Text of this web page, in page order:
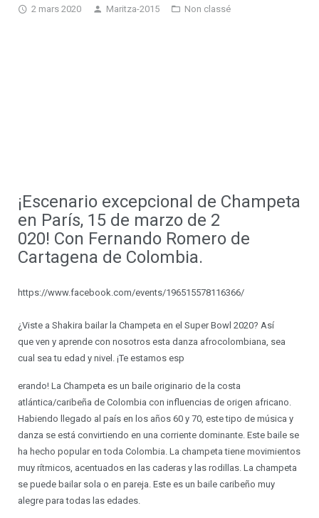
2 mars 2020 Maritza-2015 Non classé
¡Escenario excepcional de Champeta
en París, 15 de marzo de 2
020! Con Fernando Romero de
Cartagena de Colombia.
https://www.facebook.com/events/196515578116366/
¿Viste a Shakira bailar la Champeta en el Super Bowl 2020? Así
que ven y aprende con nosotros esta danza afrocolombiana, sea
cual sea tu edad y nivel. ¡Te estamos esp
erando! La Champeta es un baile originario de la costa
atlántica/caribeña de Colombia con influencias de origen africano.
Habiendo llegado al país en los años 60 y 70, este tipo de música y
danza se está convirtiendo en una corriente dominante. Este baile se
ha hecho popular en toda Colombia. La champeta tiene movimientos
muy rítmicos, acentuados en las caderas y las rodillas. La champeta
se puede bailar sola o en pareja. Este es un baile caribeño muy
alegre para todas las edades.